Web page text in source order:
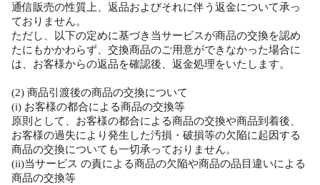
通信販売の性質上、返品およびそれに伴う返金について承っ
ておりません。
ただし、以下の定めに基づき当サービスが商品の交換を認め
たにもかかわらず、交換商品のご用意ができなかった場合に
は、お客様からの返品を確認後、返金処理をいたします。
(2) 商品引渡後の商品の交換について
(i) お客様の都合による商品の交換等
原則として、お客様の都合による商品の交換や商品到着後、
お客様の過失により発生した汚損・破損等の欠陥に起因する
商品の交換についても一切承っておりません。
(ii)当サービス の責による商品の欠陥や商品の品目違いによる
商品の交換等